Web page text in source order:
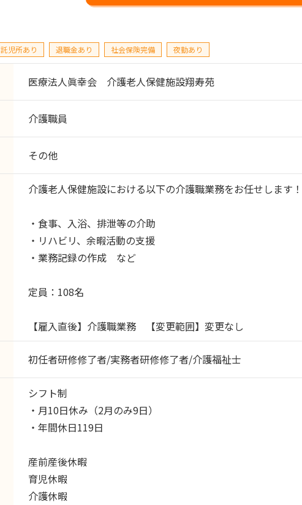
託児所あり 退職金あり 社会保険完備 夜勤あり
医療法人眞幸会　介護老人保健施設翔寿苑
介護職員
その他
介護老人保健施設における以下の介護職業務をお任せします！
・食事、入浴、排泄等の介助
・リハビリ、余暇活動の支援
・業務記録の作成　など
定員：108名
【雇入直後】介護職業務　【変更範囲】変更なし
初任者研修修了者/実務者研修修了者/介護福祉士
シフト制
・月10日休み（2月のみ9日）
・年間休日119日
産前産後休暇
育児休暇
介護休暇